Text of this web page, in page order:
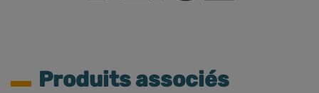
Produits associés